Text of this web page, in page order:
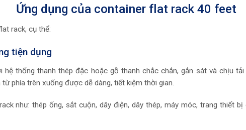
Ứng dụng của container flat rack 40 feet
rack, cụ thể:
tiện dụng
thống thanh thép đặc hoặc gỗ thanh chắc chắn, gắn sát và chịu
phía trên xuống được dễ dàng, tiết kiệm thời gian.
như: thép ống, sắt cuộn, dây điện, dây thép, máy móc, trang thiết